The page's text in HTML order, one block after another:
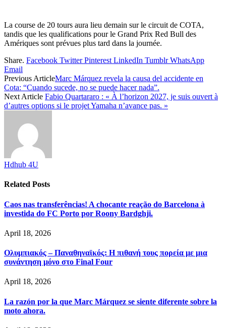
La course de 20 tours aura lieu demain sur le circuit de COTA,
tandis que les qualifications pour le Grand Prix Red Bull des
Amériques sont prévues plus tard dans la journée.
Share. Facebook Twitter Pinterest LinkedIn Tumblr WhatsApp
Email
Previous ArticleMarc Márquez revela la causa del accidente en
Cota: “Cuando sucede, no se puede hacer nada”.
Next Article Fabio Quartararo : « À l’horizon 2027, je suis ouvert à
d’autres options si le projet Yamaha n’avance pas. »
Hdhub 4U
Related Posts
Caos nas transferências! A chocante reação do Barcelona à
investida do FC Porto por Roony Bardghji.
April 18, 2026
Ολυμπιακός – Παναθηναϊκός: Η πιθανή τους πορεία με μια
συνάντηση μόνο στο Final Four
April 18, 2026
La razón por la que Marc Márquez se siente diferente sobre la
moto ahora.